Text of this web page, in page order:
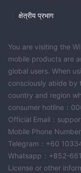
क्षेत्रीय प्रभाग
You are visiting the
mobile products are
global users. When
consciously abide by
country and region
consumer hotline：
Official Email：
Mobile Phone
Telegram：+60
Whatsapp：+852-
License or other